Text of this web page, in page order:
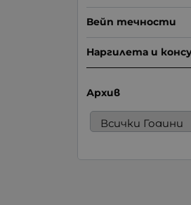
Вейп течности
Наргилета и
Архив